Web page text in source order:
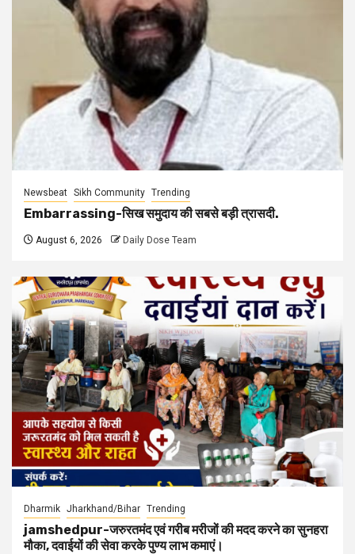
Newsbeat Sikh Community Trending
Embarrassing-सिख समुदाय की सबसे बड़ी त्रासदी.
August 6, 2026 Daily Dose Team
Dharmik Jharkhand/Bihar Trending
jamshedpur-जरुरतमंद एवं गरीब मरीजों की मदद करने का सुनहरा
मौका, दवाईयों की सेवा करके पुण्य लाभ कमाएं।